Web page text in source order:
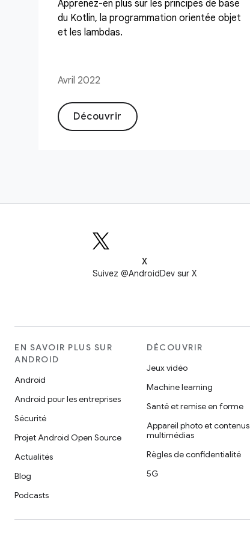
Apprenez-en plus sur les principes de base
du Kotlin, la programmation orientée objet
et les lambdas.
Avril 2022
Découvrir
X
Suivez @AndroidDev sur X
EN SAVOIR PLUS SUR
ANDROID
Android
Android pour les entreprises
Sécurité
Projet Android Open Source
Actualités
Blog
Podcasts
DÉCOUVRIR
Jeux vidéo
Machine learning
Santé et remise en forme
Appareil photo et contenus
multimédias
Règles de confidentialité
5G